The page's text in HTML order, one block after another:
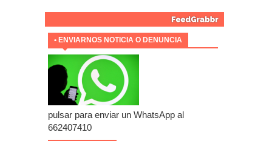
• ENVIARNOS NOTICIA O DENUNCIA
pulsar para enviar un WhatsApp al
662407410